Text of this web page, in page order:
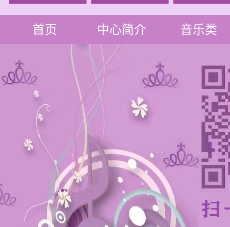
首页 中心简介 音乐类